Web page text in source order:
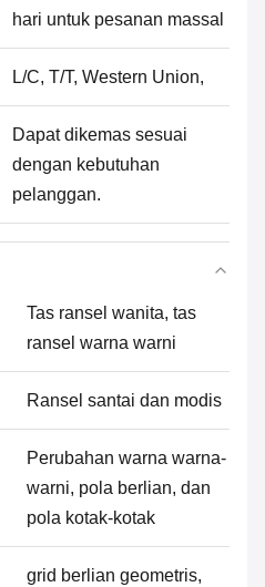
hari untuk pesanan massal
L/C, T/T, Western Union,
Dapat dikemas sesuai
dengan kebutuhan
pelanggan.
Tas ransel wanita, tas
ransel warna warni
Ransel santai dan modis
Perubahan warna warna-
warni, pola berlian, dan
pola kotak-kotak
grid berlian geometris,